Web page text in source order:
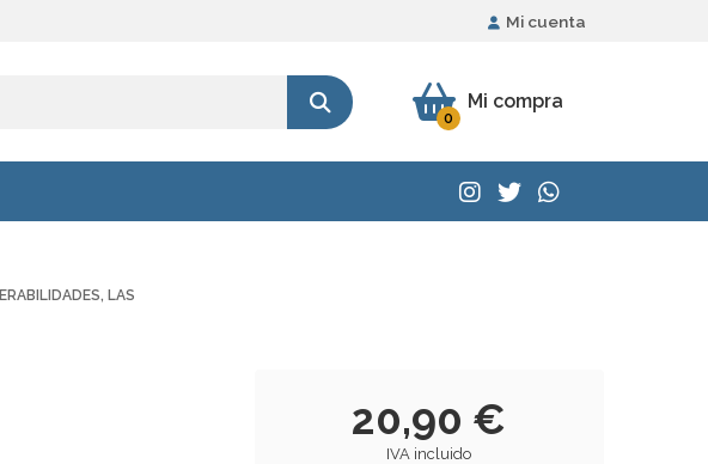
Mi cuenta
Mi compra
0
LAS
20,90 €
IVA incluido